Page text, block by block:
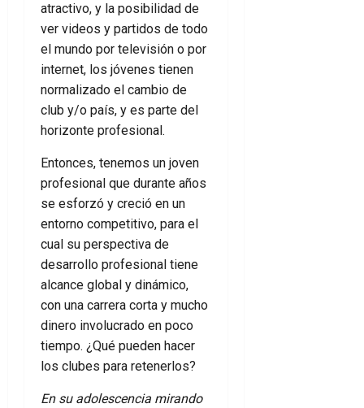
atractivo, y la posibilidad de
ver videos y partidos de todo
el mundo por televisión o por
internet, los jóvenes tienen
normalizado el cambio de
club y/o país, y es parte del
horizonte profesional.
Entonces, tenemos un joven
profesional que durante años
se esforzó y creció en un
entorno competitivo, para el
cual su perspectiva de
desarrollo profesional tiene
alcance global y dinámico,
con una carrera corta y mucho
dinero involucrado en poco
tiempo. ¿Qué pueden hacer
los clubes para retenerlos?
En su adolescencia mirando